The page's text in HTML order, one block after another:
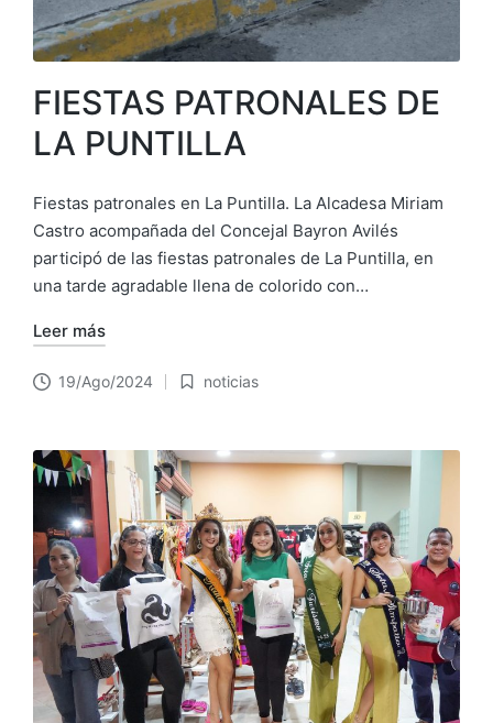
FIESTAS PATRONALES DE
LA PUNTILLA
Fiestas patronales en La Puntilla. La Alcadesa Miriam
Castro acompañada del Concejal Bayron Avilés
participó de las fiestas patronales de La Puntilla, en
una tarde agradable llena de colorido con…
Leer más
19/Ago/2024
Publicado
noticias